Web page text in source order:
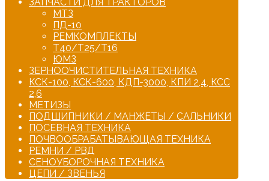
МТЗ
ПД-10
РЕМКОМПЛЕКТЫ
Т40/Т25/Т16
ЮМЗ
ЗЕРНООЧИСТИТЕЛЬНАЯ ТЕХНИКА
КСК-100, КСК-600, КДП-3000, КПИ 2,4, КСС
2,6
МЕТИЗЫ
ПОДШИПНИКИ / МАНЖЕТЫ / САЛЬНИКИ
ПОСЕВНАЯ ТЕХНИКА
ПОЧВООБРАБАТЫВАЮЩАЯ ТЕХНИКА
РЕМНИ / РВД
СЕНОУБОРОЧНАЯ ТЕХНИКА
ЦЕПИ / ЗВЕНЬЯ